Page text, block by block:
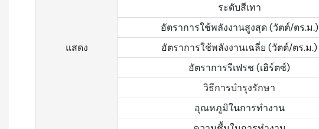
แสดง
ระดับสีเทา
อัตราการใช้พลังงานสูงสุด (วัตต์/ตร.ม.)
อัตราการใช้พลังงานเฉลี่ย (วัตต์/ตร.ม.)
อัตราการรีเฟรช (เฮิร์ตซ์)
วิธีการบำรุงรักษา
อุณหภูมิในการทำงาน